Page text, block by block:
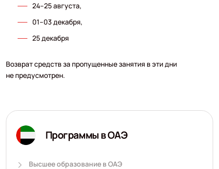
24–25 августа,
01–03 декабря,
25 декабря
Возврат средств за пропущенные занятия в эти дни
не предусмотрен.
Программы в ОАЭ
Высшее образование в ОАЭ